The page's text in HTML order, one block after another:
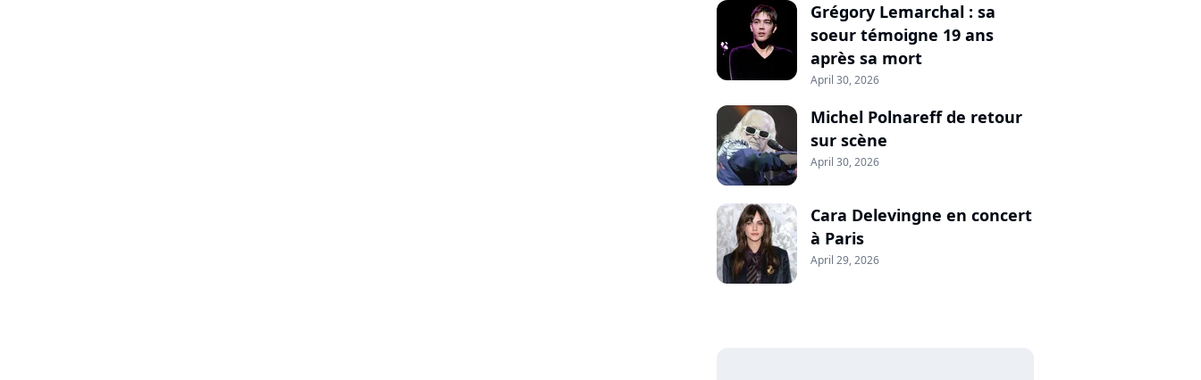
Grégory Lemarchal : sa
soeur témoigne 19 ans
après sa mort
April 30, 2026
Michel Polnareff de retour
sur scène
April 30, 2026
Cara Delevingne en concert
à Paris
April 29, 2026